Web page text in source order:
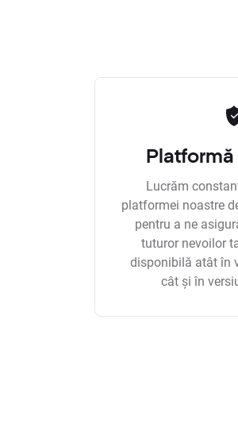
Lucrăm
platformei noastre
pentru a ne
tuturor nevoilor
disponibilă atât în
cât și în